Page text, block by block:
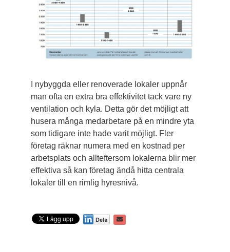
I nybyggda eller renoverade lokaler uppnår
man ofta en extra bra effektivitet tack vare ny
ventilation och kyla. Detta gör det möjligt att
husera många medarbetare på en mindre yta
som tidigare inte hade varit möjligt. Fler
företag räknar numera med en kostnad per
arbetsplats och allteftersom lokalerna blir mer
­effektiva så kan företag ändå hitta centrala
lokaler till en rimlig hyresnivå.